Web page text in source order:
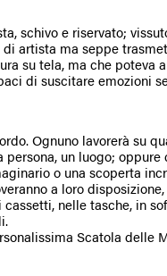
schivo e riservato;
artista ma seppe
su tela, ma che poteva
di suscitare emozioni
Ognuno lavorerà su
un luogo; oppure
o una scoperta
a loro
nelle tasche, in
Scatola delle